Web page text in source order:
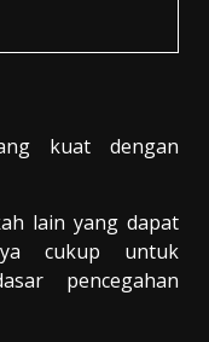
kuat dengan
lain yang dapat
cukup untuk
pencegahan